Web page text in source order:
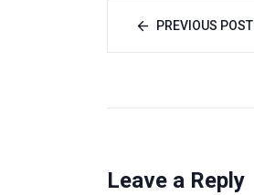
PREVIOUS POST
Leave a Reply